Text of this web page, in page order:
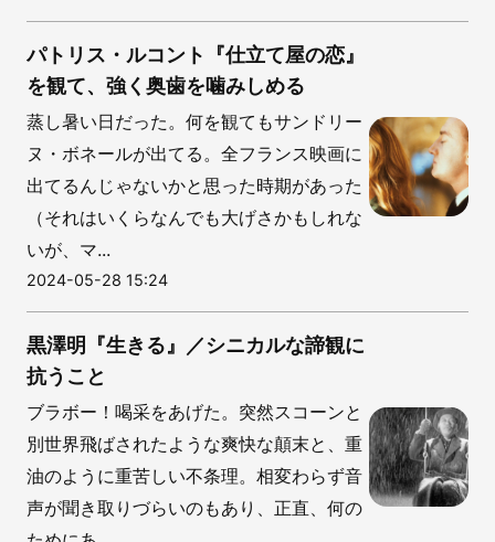
パトリス・ルコント『仕立て屋の恋』
を観て、強く奥歯を噛みしめる
蒸し暑い日だった。何を観てもサンドリー
ヌ・ボネールが出てる。全フランス映画に
出てるんじゃないかと思った時期があった
（それはいくらなんでも大げさかもしれな
いが、マ...
2024-05-28 15:24
黒澤明『生きる』／シニカルな諦観に
抗うこと
ブラボー！喝采をあげた。突然スコーンと
別世界飛ばされたような爽快な顛末と、重
油のように重苦しい不条理。相変わらず音
声が聞き取りづらいのもあり、正直、何の